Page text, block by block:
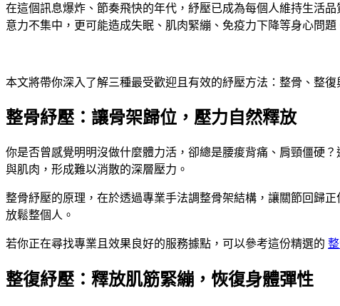
在這個訊息爆炸、節奏飛快的年代，紓壓已成為每個人維持生活
意力不集中，更可能造成失眠、肌肉緊繃、免疫力下降等身心問
本文將帶你深入了解三種最受歡迎且有效的紓壓方法：整骨、整
整骨紓壓：讓骨架歸位，壓力自然釋放
你是否曾感覺明明沒做什麼體力活，卻總是腰痠背痛、肩頸僵硬
與肌肉，形成難以消散的深層壓力。
整骨紓壓的原理，在於透過專業手法調整骨架結構，讓關節回歸
放鬆整個人。
若你正在尋找專業且效果良好的服務據點，可以參考這份精選的
整復紓壓：釋放肌筋緊繃，恢復身體彈性